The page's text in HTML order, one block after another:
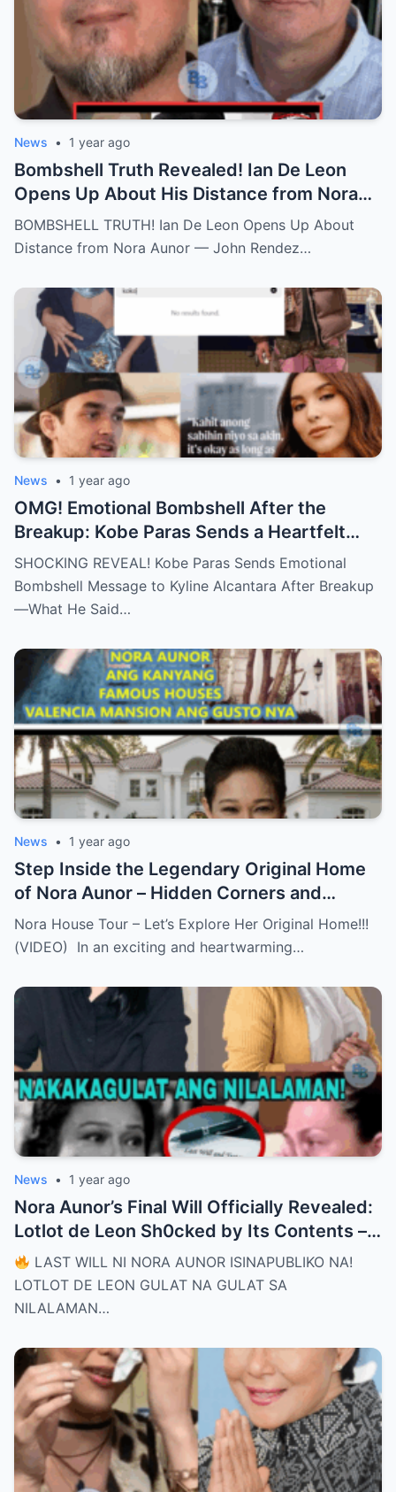
News • 1 year ago
Bombshell Truth Revealed! Ian De Leon
Opens Up About His Distance from Nora
Aunor – John Rendez Accused of Causing
an Irreparable Rift in the Family!
BOMBSHELL TRUTH! Ian De Leon Opens Up About
Distance from Nora Aunor — John Rendez…
News • 1 year ago
OMG! Emotional Bombshell After the
Breakup: Kobe Paras Sends a Heartfelt
Message to Kyline Alcantara – His Words
Will Leave You Stunned and Speechless!
SHOCKING REVEAL! Kobe Paras Sends Emotional
Bombshell Message to Kyline Alcantara After Breakup
—What He Said…
News • 1 year ago
Step Inside the Legendary Original Home
of Nora Aunor – Hidden Corners and
Untold Memories Finally Revealed!
(VIDEO)
Nora House Tour – Let’s Explore Her Original Home!!!
(VIDEO) In an exciting and heartwarming…
News • 1 year ago
Nora Aunor’s Final Will Officially Revealed:
Lotlot de Leon Sh0cked by Its Contents –
What Did She See That Left Her
Completely Speechless?
LAST WILL NI NORA AUNOR ISINAPUBLIKO NA!
LOTLOT DE LEON GULAT NA GULAT SA
NILALAMAN…